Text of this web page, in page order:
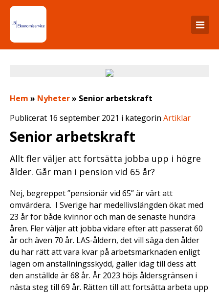
Hem » Nyheter» Senior arbetskraft
Publicerat 16 september 2021 i kategorin Artiklar
Senior arbetskraft
Allt fler väljer att fortsätta jobba upp i högre
ålder. Går man i pension vid 65 år?
Nej, begreppet ”pensionär vid 65” är värt att
omvärdera. I Sverige har medellivslängden ökat med
23 år för både kvinnor och män de senaste hundra
åren. Fler väljer att jobba vidare efter att passerat 60
år och även 70 år. LAS-åldern, det vill säga den ålder
du har rätt att vara kvar på arbetsmarknaden enligt
lagen om anställningsskydd, gäller idag till dess att
den anställde är 68 år. År 2023 höjs åldersgränsen i
nästa steg till 69 år. Rätten till att fortsätta arbeta upp